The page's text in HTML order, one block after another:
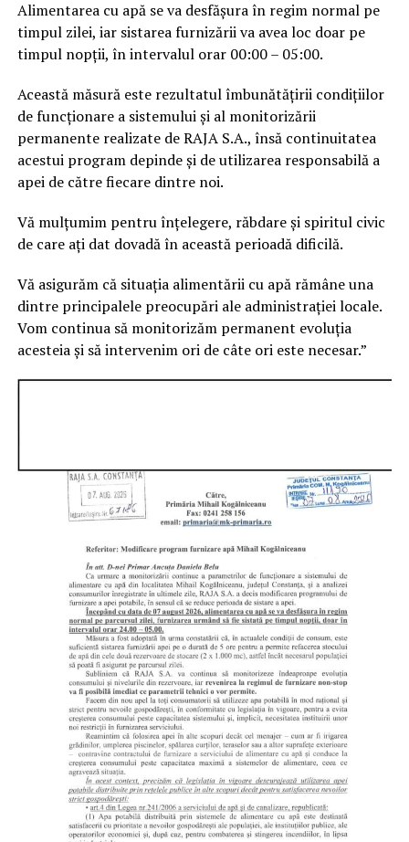
Alimentarea cu apă se va desfășura în regim normal pe
timpul zilei, iar sistarea furnizării va avea loc doar pe
timpul nopții, în intervalul orar 00:00 – 05:00.
Această măsură este rezultatul îmbunătățirii condițiilor
de funcționare a sistemului și al monitorizării
permanente realizate de RAJA S.A., însă continuitatea
acestui program depinde și de utilizarea responsabilă a
apei de către fiecare dintre noi.
Vă mulțumim pentru înțelegere, răbdare și spiritul civic
de care ați dat dovadă în această perioadă dificilă.
Vă asigurăm că situația alimentării cu apă rămâne una
dintre principalele preocupări ale administrației locale.
Vom continua să monitorizăm permanent evoluția
acesteia și să intervenim ori de câte ori este necesar.”